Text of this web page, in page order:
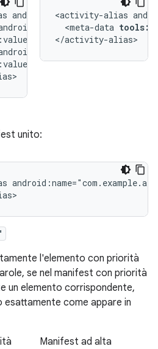
quack"/>
<activity-alias
<meta-data
</activity-alias>
unito:
l'elemento con priorità
se nel manifest con priorità
un elemento corrispondente,
esattamente come appare in
Manifest ad alta